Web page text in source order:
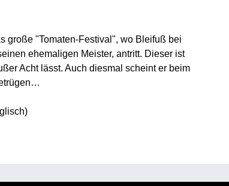
große "Tomaten-Festival", wo Bleifuß bei
ehemaligen Meister, antritt. Dieser ist
Acht lässt. Auch diesmal scheint er beim